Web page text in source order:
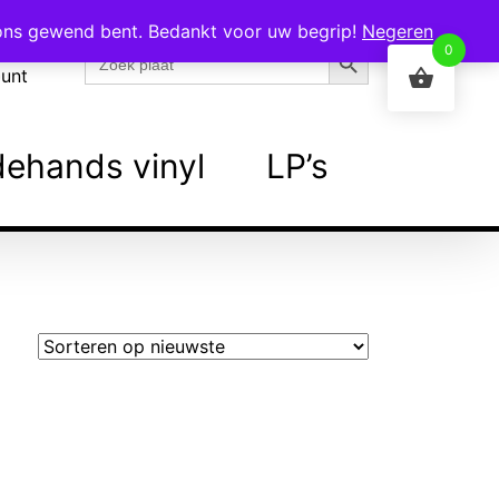
naar:
Zoekknop
vinyl LP’s
gewend bent. Bedankt voor uw begrip! Negeren
0